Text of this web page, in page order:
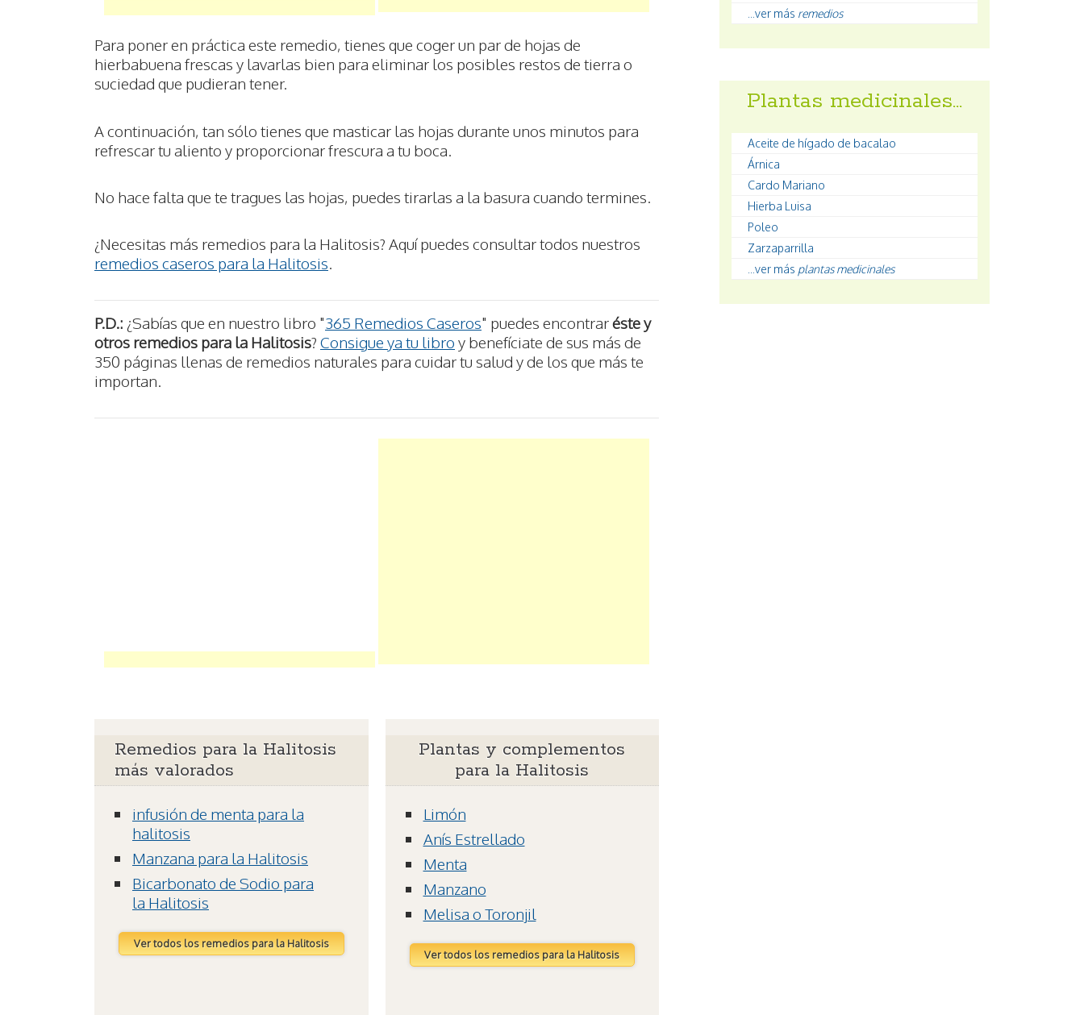
Para poner en práctica este remedio, tienes que coger un par de hojas de
hierbabuena frescas y lavarlas bien para eliminar los posibles restos de tierra o
suciedad que pudieran tener.
A continuación, tan sólo tienes que masticar las hojas durante unos minutos para
refrescar tu aliento y proporcionar frescura a tu boca.
No hace falta que te tragues las hojas, puedes tirarlas a la basura cuando termines.
¿Necesitas más remedios para la Halitosis? Aquí puedes consultar todos nuestros
remedios caseros para la Halitosis.
P.D.: ¿Sabías que en nuestro libro "365 Remedios Caseros" puedes encontraréste y
otros remedios para la Halitosis? Consigue ya tu libro y benefíciate de sus más de
350 páginas llenas de remedios naturales para cuidar tu salud y de los que más te
importan.
Remedios para la Halitosis
más valorados
infusión de menta para la
halitosis
Manzana para la Halitosis
Bicarbonato de Sodio para
la Halitosis
Ver todos los remedios para la Halitosis
Plantas y complementos
para la Halitosis
Limón
Anís Estrellado
Menta
Manzano
Melisa o Toronjil
Ver todos los remedios para la Halitosis
...ver más remedios
Plantas medicinales…
Aceite de hígado de bacalao
Árnica
Cardo Mariano
Hierba Luisa
Poleo
Zarzaparrilla
...ver más plantas medicinales